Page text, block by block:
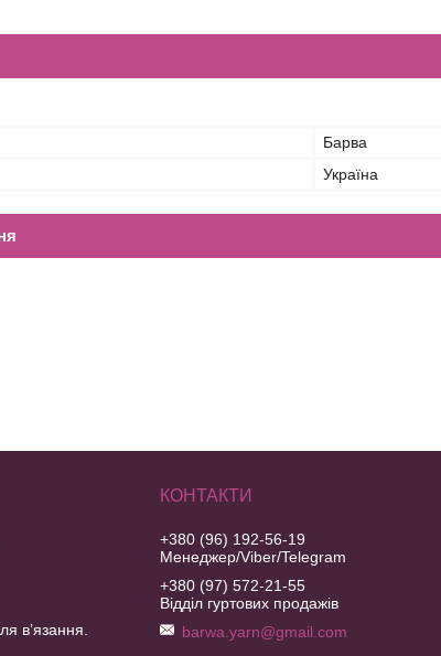
Барва
Україна
в’язання.
+380 (96) 192-56-19
Менеджер/Viber/Telegram
+380 (97) 572-21-55
Відділ гуртових продажів
barwa.yarn@gmail.com